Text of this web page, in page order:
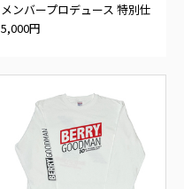
メンバープロデュース 特別仕
様Tシャツ
5,000円